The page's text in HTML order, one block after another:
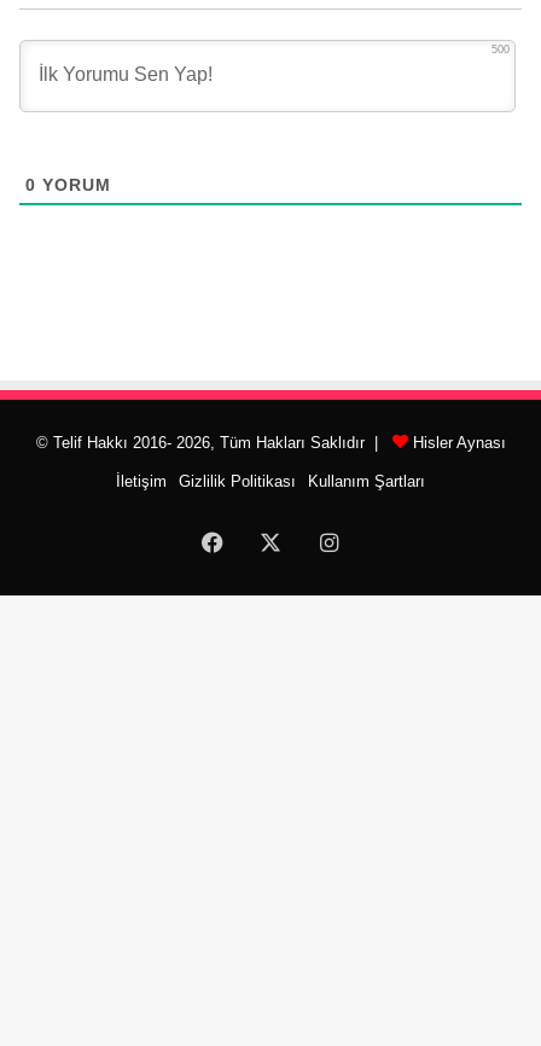
500
0 YORUM
© Telif Hakkı 2016- 2026, Tüm Hakları Saklıdır | Hisler Aynası
İletişim Gizlilik Politikası Kullanım Şartları
Facebook Instagram